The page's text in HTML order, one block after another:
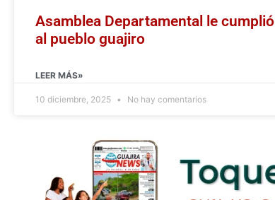
Asamblea Departamental le cumplió
al pueblo guajiro
LEER MÁS»
10 diciembre, 2025 No hay comentarios